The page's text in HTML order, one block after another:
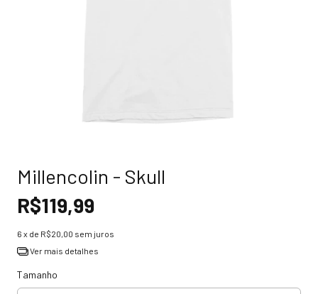
Millencolin - Skull
R$119,99
6 x de R$20,00 sem juros
Ver mais detalhes
Tamanho